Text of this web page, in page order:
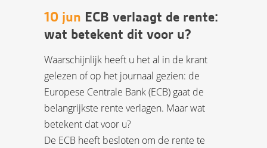
10 jun ECB verlaagt de rente:
wat betekent dit voor u?
Waarschijnlijk heeft u het al in de krant
gelezen of op het journaal gezien: de
Europese Centrale Bank (ECB) gaat de
belangrijkste rente verlagen. Maar wat
betekent dat voor u?
De ECB heeft besloten om de rente te